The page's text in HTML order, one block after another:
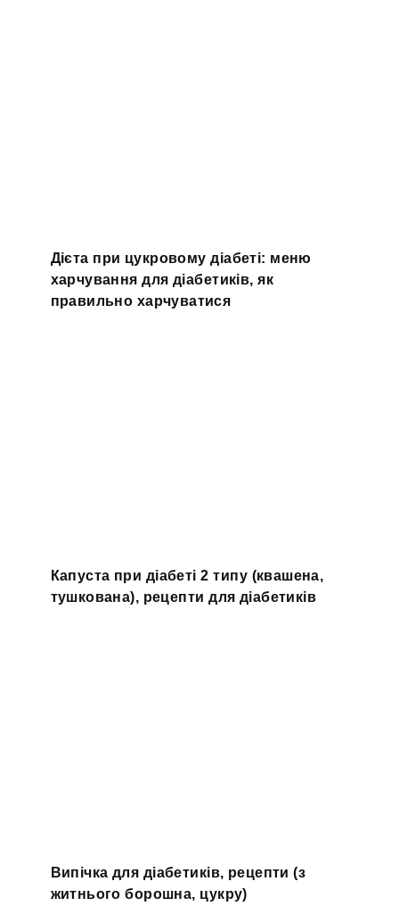
Дієта при цукровому діабеті: меню
харчування для діабетиків, як
правильно харчуватися
Капуста при діабеті 2 типу (квашена,
тушкована), рецепти для діабетиків
Випічка для діабетиків, рецепти (з
житнього борошна, цукру)